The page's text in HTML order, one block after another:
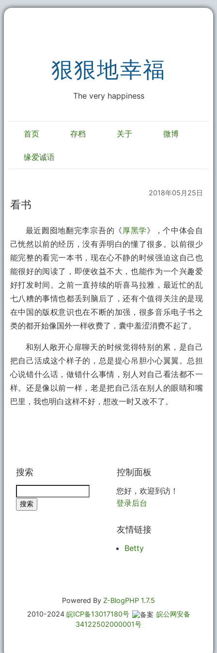
狠狠地幸福
The very happiness
首页 存档 关于 微博
缘爱诚语
2018年05月25日
看书
最近囫囵地翻完李宗吾的《 厚黑学》，个中体会自
己恍然以前的经历，没有弄明白的懂了很多。以前很少
能完整的看完一本书，现在心不静的时候强迫这自己也
能很好的阅读了，即便收益不大，也能作为一个兴趣爱
好打发时间。之前一直持续的听喜马拉雅，最近忙的乱
七八糟的事情也都丢到脑后了，还有个值得关注的是现
在中国的版权意识也在不断的加强，很多音乐电子书之
类的都开始像国外一样收费了，囊中羞涩消费不起了。
和别人敞开心扉聊天的时候觉得特别的累，是自己
把自己活成这个样子的，总是提心吊胆小心翼翼。总担
心说错什么话，做错什么事情，别人对自己看法都不一
样。还是像以前一样，老是把自己活在别人的眼睛和嘴
巴里，我也明白这样不好，想改一时又改不了。
搜索 控制面板
您好，欢迎到访！
登录后台
友情链接
Betty
Powered By Z-BlogPHP 1.7.5
2010-2024 皖ICP备13017180号
皖公网安备
34122502000001号